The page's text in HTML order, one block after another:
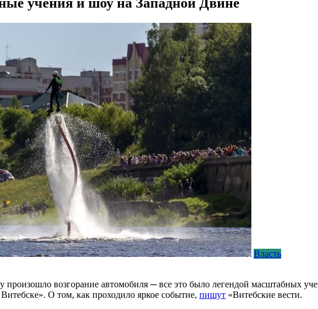
Власть
возгорание автомобиля ─ все это было легендой масштабных
О том, как проходило яркое событие, пишут «Витебские вести.